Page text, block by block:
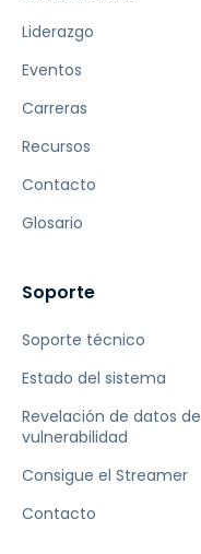
Liderazgo
Eventos
Carreras
Recursos
Contacto
Glosario
Soporte
Soporte técnico
Estado del sistema
Revelación de datos de
vulnerabilidad
Consigue el Streamer
Contacto